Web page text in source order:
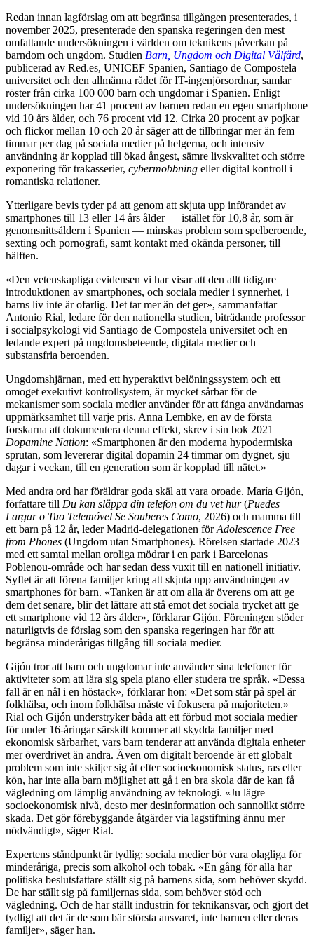
Redan innan lagförslag om att begränsa tillgången presenterades, i
november 2025, presenterade den spanska regeringen den mest
omfattande undersökningen i världen om teknikens påverkan på
barndom och ungdom. Studien Barn, Ungdom och Digital Välfärd,
publicerad av Red.es, UNICEF Spanien, Santiago de Compostela
universitet och den allmänna rådet för IT-ingenjörsordnar, samlar
röster från cirka 100 000 barn och ungdomar i Spanien. Enligt
undersökningen har 41 procent av barnen redan en egen smartphone
vid 10 års ålder, och 76 procent vid 12. Cirka 20 procent av pojkar
och flickor mellan 10 och 20 år säger att de tillbringar mer än fem
timmar per dag på sociala medier på helgerna, och intensiv
användning är kopplad till ökad ångest, sämre livskvalitet och större
exponering för trakasserier, cybermobbning eller digital kontroll i
romantiska relationer.
Ytterligare bevis tyder på att genom att skjuta upp införandet av
smartphones till 13 eller 14 års ålder — istället för 10,8 år, som är
genomsnittsåldern i Spanien — minskas problem som spelberoende,
sexting och pornografi, samt kontakt med okända personer, till
hälften.
«Den vetenskapliga evidensen vi har visar att den allt tidigare
introduktionen av smartphones, och sociala medier i synnerhet, i
barns liv inte är ofarlig. Det tar mer än det ger», sammanfattar
Antonio Rial, ledare för den nationella studien, biträdande professor
i socialpsykologi vid Santiago de Compostela universitet och en
ledande expert på ungdomsbeteende, digitala medier och
substansfria beroenden.
Ungdomshjärnan, med ett hyperaktivt belöningssystem och ett
omoget exekutivt kontrollsystem, är mycket sårbar för de
mekanismer som sociala medier använder för att fånga användarnas
uppmärksamhet till varje pris. Anna Lembke, en av de första
forskarna att dokumentera denna effekt, skrev i sin bok 2021
Dopamine Nation: «Smartphonen är den moderna hypodermiska
sprutan, som levererar digital dopamin 24 timmar om dygnet, sju
dagar i veckan, till en generation som är kopplad till nätet.»
Med andra ord har föräldrar goda skäl att vara oroade. María Gijón,
författare till Du kan släppa din telefon om du vet hur(Puedes
Largar o Tuo Telemóvel Se Souberes Como, 2026) och mamma till
ett barn på 12 år, leder Madrid-delegationen förAdolescence Free
from Phones (Ungdom utan Smartphones). Rörelsen startade 2023
med ett samtal mellan oroliga mödrar i en park i Barcelonas
Poblenou-område och har sedan dess vuxit till en nationell initiativ.
Syftet är att förena familjer kring att skjuta upp användningen av
smartphones för barn. «Tanken är att om alla är överens om att ge
dem det senare, blir det lättare att stå emot det sociala trycket att ge
ett smartphone vid 12 års ålder», förklarar Gijón. Föreningen stöder
naturligtvis de förslag som den spanska regeringen har för att
begränsa minderårigas tillgång till sociala medier.
Gijón tror att barn och ungdomar inte använder sina telefoner för
aktiviteter som att lära sig spela piano eller studera tre språk. «Dessa
fall är en nål i en höstack», förklarar hon: «Det som står på spel är
folkhälsa, och inom folkhälsa måste vi fokusera på majoriteten.»
Rial och Gijón understryker båda att ett förbud mot sociala medier
för under 16-åringar särskilt kommer att skydda familjer med
ekonomisk sårbarhet, vars barn tenderar att använda digitala enheter
mer överdrivet än andra. Även om digitalt beroende är ett globalt
problem som inte skiljer sig åt efter socioekonomisk status, ras eller
kön, har inte alla barn möjlighet att gå i en bra skola där de kan få
vägledning om lämplig användning av teknologi. «Ju lägre
socioekonomisk nivå, desto mer desinformation och sannolikt större
skada. Det gör förebyggande åtgärder via lagstiftning ännu mer
nödvändigt», säger Rial.
Expertens ståndpunkt är tydlig: sociala medier bör vara olagliga för
minderåriga, precis som alkohol och tobak. «En gång för alla har
politiska beslutsfattare ställt sig på barnens sida, som behöver skydd.
De har ställt sig på familjernas sida, som behöver stöd och
vägledning. Och de har ställt industrin för teknikansvar, och gjort det
tydligt att det är de som bär största ansvaret, inte barnen eller deras
familjer», säger han.